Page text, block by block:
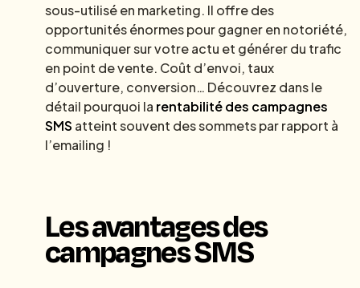
sous-utilisé en marketing. Il offre des
opportunités énormes pour gagner en notoriété,
communiquer sur votre actu et générer du trafic
en point de vente. Coût d’envoi, taux
d’ouverture, conversion… Découvrez dans le
détail pourquoi la rentabilité des campagnes
SMS atteint souvent des sommets par rapport à
l’emailing !
Les avantages des
campagnes SMS